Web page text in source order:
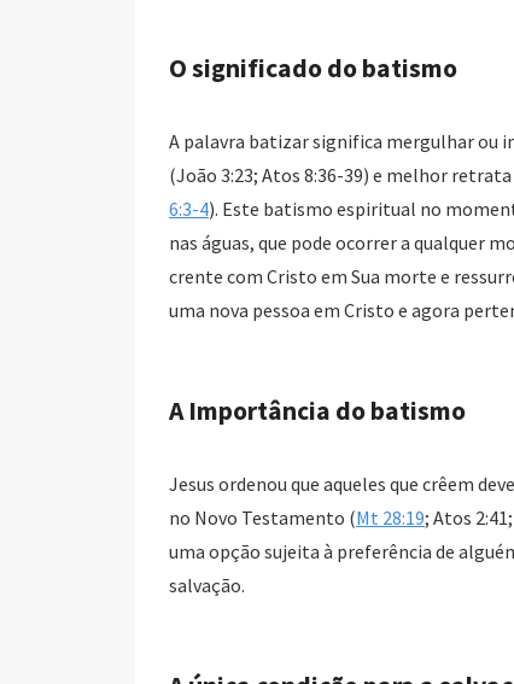
O significado do batismo
A palavra batizar significa mergulhar ou
(João 3:23; Atos 8:36-39) e melhor
6:3-4). Este batismo espiritual no
nas águas, que pode ocorrer a qualquer
crente com Cristo em Sua morte e
uma nova pessoa em Cristo e agora
A Importância do batismo
Jesus ordenou que aqueles que crêem
no Novo Testamento (Mt 28:19; Atos
uma opção sujeita à preferência de
salvação.